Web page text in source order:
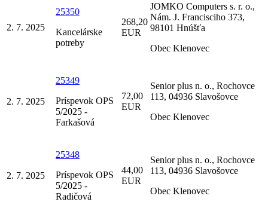
2. 7. 2025
25350
Kancelárske
potreby
268,20
EUR
JOMKO Computers s. r. o.,
Nám. J. Francisciho 373,
98101 Hnúšťa
Obec Klenovec
2. 7. 2025
25349
Príspevok OPS
5/2025 -
Farkašová
72,00
EUR
Senior plus n. o., Rochovce
113, 04936 Slavošovce
Obec Klenovec
2. 7. 2025
25348
Príspevok OPS
5/2025 -
Radičová
44,00
EUR
Senior plus n. o., Rochovce
113, 04936 Slavošovce
Obec Klenovec